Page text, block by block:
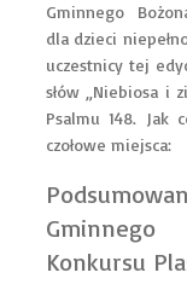
Gminnego
dla dzieci
uczestnicy tej
słów „Niebiosa i
Psalmu 148. Jak
czołowe miejsca:
Konkursu